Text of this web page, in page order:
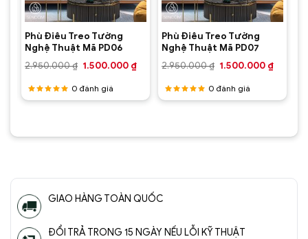
Phù Điêu Treo Tường
Nghệ Thuật Mã PD06
2.950.000₫ Giá
2.950.000 ₫.
1.500.000 ₫Giá
1.500.000 ₫.
Được
0 đánh giá
Phù Điêu Treo Tường
Nghệ Thuật Mã PD07
2.950.000₫ Giá
2.950.000 ₫.
1.500.000 ₫Giá
Được
0 đánh giá
₫.
GIAO HÀNG TOÀN QUỐC
ĐỔI TRẢ TRONG 15 NGÀY NẾU LỖI KỸ THUẬT